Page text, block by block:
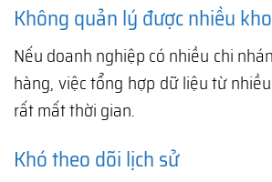
Không quản lý được nhiều kho
Nếu doanh nghiệp có nhiều chi
hàng, việc tổng hợp dữ liệu từ
rất mất thời gian.
Khó theo dõi lịch sử